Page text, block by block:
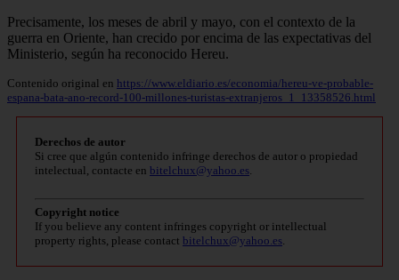
Precisamente, los meses de abril y mayo, con el contexto de la
guerra en Oriente, han crecido por encima de las expectativas del
Ministerio, según ha reconocido Hereu.
Contenido original en https://www.eldiario.es/economia/hereu-ve-probable-
espana-bata-ano-record-100-millones-turistas-extranjeros_1_13358526.html
Derechos de autor
Si cree que algún contenido infringe derechos de autor o propiedad
intelectual, contacte en bitelchux@yahoo.es.
Copyright notice
If you believe any content infringes copyright or intellectual
property rights, please contact bitelchux@yahoo.es.